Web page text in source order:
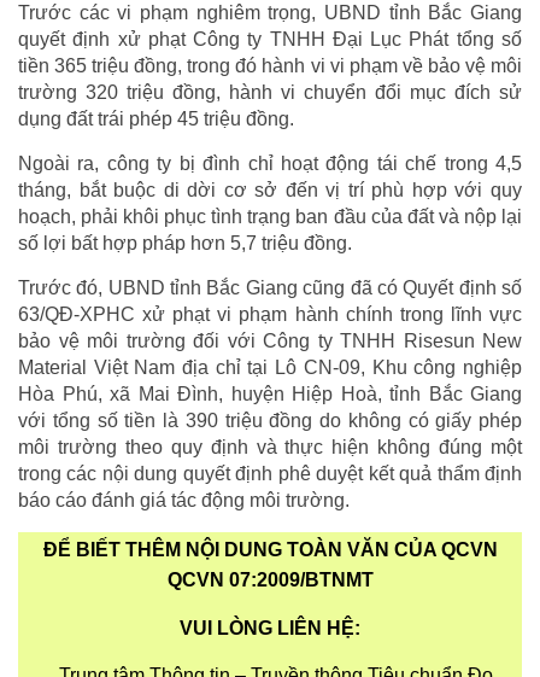
Trước các vi phạm nghiêm trọng, UBND tỉnh Bắc Giang
quyết định xử phạt Công ty TNHH Đại Lục Phát tổng số
tiền 365 triệu đồng, trong đó hành vi vi phạm về bảo vệ môi
trường 320 triệu đồng, hành vi chuyển đổi mục đích sử
dụng đất trái phép 45 triệu đồng.
Ngoài ra, công ty bị đình chỉ hoạt động tái chế trong 4,5
tháng, bắt buộc di dời cơ sở đến vị trí phù hợp với quy
hoạch, phải khôi phục tình trạng ban đầu của đất và nộp lại
số lợi bất hợp pháp hơn 5,7 triệu đồng.
Trước đó, UBND tỉnh Bắc Giang cũng đã có Quyết định số
63/QĐ-XPHC xử phạt vi phạm hành chính trong lĩnh vực
bảo vệ môi trường đối với Công ty TNHH Risesun New
Material Việt Nam địa chỉ tại Lô CN-09, Khu công nghiệp
Hòa Phú, xã Mai Đình, huyện Hiệp Hoà, tỉnh Bắc Giang
với tổng số tiền là 390 triệu đồng do không có giấy phép
môi trường theo quy định và thực hiện không đúng một
trong các nội dung quyết định phê duyệt kết quả thẩm định
báo cáo đánh giá tác động môi trường.
ĐỂ BIẾT THÊM NỘI DUNG TOÀN VĂN CỦA QCVN
QCVN 07:2009/BTNMT
VUI LÒNG LIÊN HỆ: